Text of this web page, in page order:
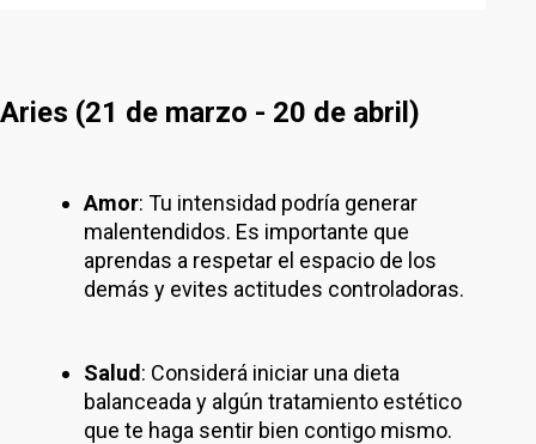
Aries (21 de marzo - 20 de abril)
Amor: Tu intensidad podría generar
malentendidos. Es importante que
aprendas a respetar el espacio de los
demás y evites actitudes controladoras.
Salud : Considerá iniciar una dieta
balanceada y algún tratamiento estético
que te haga sentir bien contigo mismo.